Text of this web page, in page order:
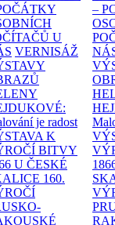
U
VERNISÁŽ
je radost
K
BITVY
U ČESKÉ
160.
–